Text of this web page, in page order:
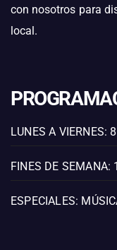
con nosotros para
local.
LUNES A VIERNES:
FINES DE
ESPECIALES: